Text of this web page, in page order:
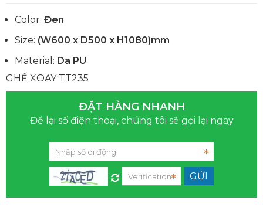
Color: Đen
Size: (W600 x D500 x H1080)mm
Material: Da PU
GHẾ XOAY TT235
ĐẶT HÀNG NHANH
Để lại số điện thoại, chúng tôi sẽ gọi lại ngay